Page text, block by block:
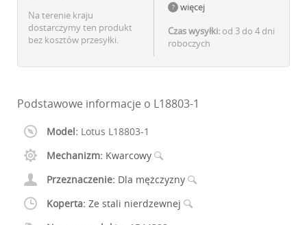
Na terenie kraju
dostarczymy ten produkt
bez kosztów przesyłki.
więcej
Czas wysyłki: od 3 do 4 dni
roboczych
Podstawowe informacje o L18803-1
Model: Lotus L18803-1
Mechanizm: Kwarcowy
Przeznaczenie: Dla mężczyzny
Koperta: Ze stali nierdzewnej